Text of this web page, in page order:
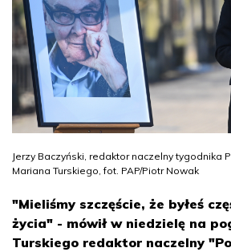
Jerzy Baczyński, redaktor naczelny tygodnika
Mariana Turskiego, fot. PAP/Piotr Nowak
"Mieliśmy szczęście, że byłeś
życia" - mówił w niedzielę na
Turskiego redaktor naczelny